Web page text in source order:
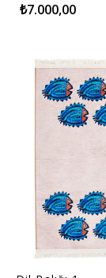
₺7.000,00